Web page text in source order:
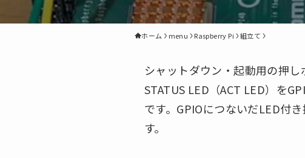
ホーム menu Raspberry Pi 組立て
シャットダウン・起動用の押
STATUS LED（ACT LED）を
です。GPIOにつないだLED付
す。